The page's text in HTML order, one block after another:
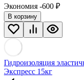
Экономия -600 ₽
В корзину
Гидроизоляция
Экспресс 15кг